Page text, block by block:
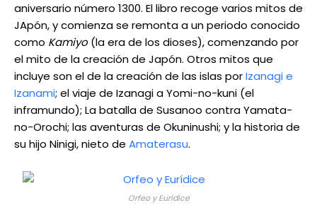
aniversario número 1300. El libro recoge varios mitos de
JApón, y comienza se remonta a un periodo conocido
como Kamiyo(la era de los dioses), comenzando por
el mito de la creación de Japón. Otros mitos que
incluye son el de la creación de las islas porIzanagi e
Izanami; el viaje de Izanagi a Yomi-no-kuni (el
inframundo); La batalla de Susanoo contra Yamata-
no-Orochi; las aventuras de Okuninushi; y la historia de
su hijo Ninigi, nieto de Amaterasu.
Orfeo y Eurídice